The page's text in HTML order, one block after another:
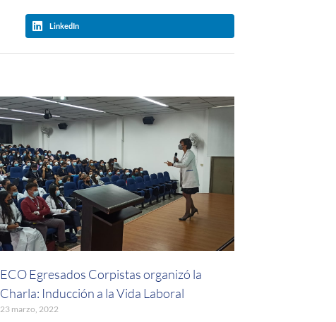
LinkedIn
ECO Egresados Corpistas organizó la
Charla: Inducción a la Vida Laboral
23 marzo, 2022